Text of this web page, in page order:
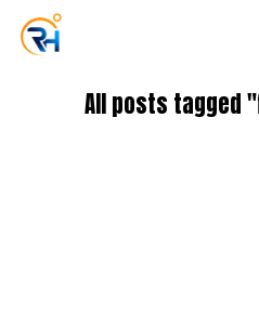
All posts tagged